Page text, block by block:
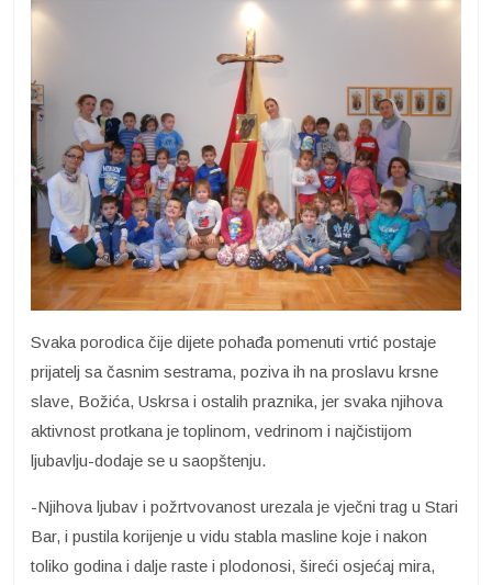
Svaka porodica čije dijete pohađa pomenuti vrtić postaje
prijatelj sa časnim sestrama, poziva ih na proslavu krsne
slave, Božića, Uskrsa i ostalih praznika, jer svaka njihova
aktivnost protkana je toplinom, vedrinom i najčistijom
ljubavlju-dodaje se u saopštenju.
-Njihova ljubav i požrtvovanost urezala je vječni trag u Stari
Bar, i pustila korijenje u vidu stabla masline koje i nakon
toliko godina i dalje raste i plodonosi, šireći osjećaj mira,